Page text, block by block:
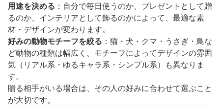
用途を決める ：自分で毎日使うのか、プレゼントとして贈
るのか、インテリアとして飾るのかによって、最適な素
材・デザインが変わります。
好みの動物モチーフを絞る ：猫・犬・クマ・うさぎ・鳥な
ど動物の種類は幅広く、モチーフによってデザインの雰囲
気（リアル系・ゆるキャラ系・シンプル系）も異なりま
す。
贈る相手がいる場合は、その人の好みに合わせて選ぶこと
が大切です。